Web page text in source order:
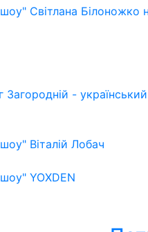
Cвітлана Білоножко
-
Віталій Лобач
YOXDEN